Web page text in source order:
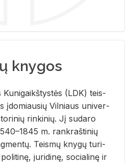
knygos
Ku­ni­gaikš­tys­tės (LDK) teis­
įdo­miau­sių Vil­niaus uni­ver­
rin­ki­nių. Jį su­da­ro
m. rank­raš­ti­nių
Teis­mų kny­gų tu­ri­
ju­ri­di­nę, so­cia­li­nę ir